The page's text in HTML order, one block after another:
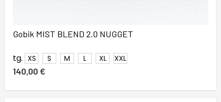
Gobik MIST BLEND 2.0 NUGGET
tg. XS S M L XL XXL
140,00 €